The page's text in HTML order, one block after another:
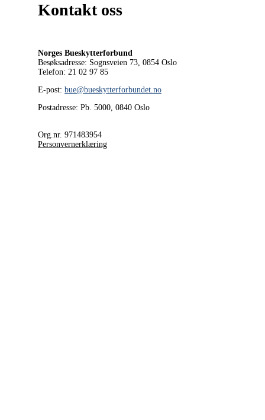
Kontakt oss
Norges Bueskytterforbund
Besøksadresse: Sognsveien 73, 0854 Oslo
Telefon: 21 02 97 85
E-post: bue@bueskytterforbundet.no
Postadresse: Pb. 5000, 0840 Oslo
Org.nr. 971483954
Personvernerklæring